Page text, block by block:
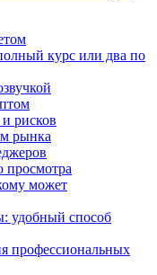
курс или два по
рисков
рынка
просмотра
может
удобный способ
профессиональных